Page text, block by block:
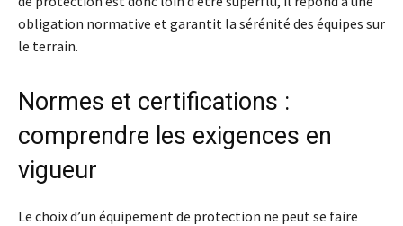
obligation normative et garantit la sérénité des équipes sur
le terrain.
Normes et certifications :
comprendre les exigences en
vigueur
Le choix d’un équipement de protection ne peut se faire